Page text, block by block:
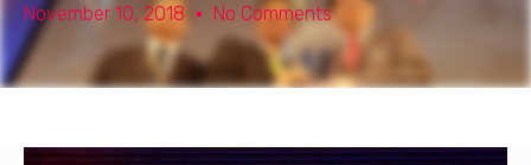
November 10, 2018 No Comments